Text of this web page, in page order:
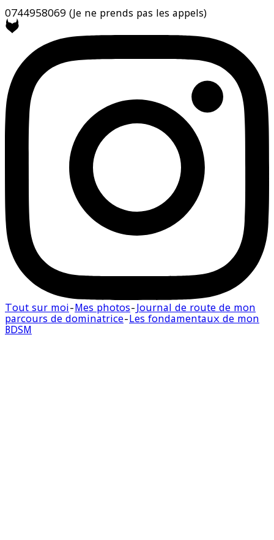
0744958069 (Je ne prends pas les appels)
Tout sur moi-Mes photos- Journal de route de mon
parcours de dominatrice-Les fondamentaux de mon
BDSM